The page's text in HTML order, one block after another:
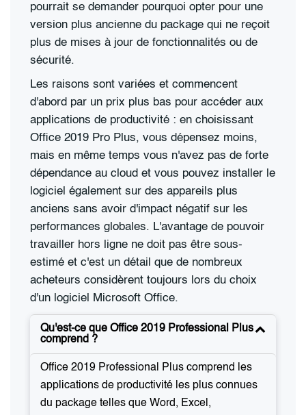
pourrait se demander pourquoi opter pour une
version plus ancienne du package qui ne reçoit
plus de mises à jour de fonctionnalités ou de
sécurité.
Les raisons sont variées et commencent
d'abord par un prix plus bas pour accéder aux
applications de productivité : en choisissant
Office 2019 Pro Plus, vous dépensez moins,
mais en même temps vous n'avez pas de forte
dépendance au cloud et vous pouvez installer le
logiciel également sur des appareils plus
anciens sans avoir d'impact négatif sur les
performances globales. L'avantage de pouvoir
travailler hors ligne ne doit pas être sous-
estimé et c'est un détail que de nombreux
acheteurs considèrent toujours lors du choix
d'un logiciel Microsoft Office.
Qu'est-ce que Office 2019 Professional Plus
comprend ?
Office 2019 Professional Plus comprend les
applications de productivité les plus connues
du package telles que Word, Excel,